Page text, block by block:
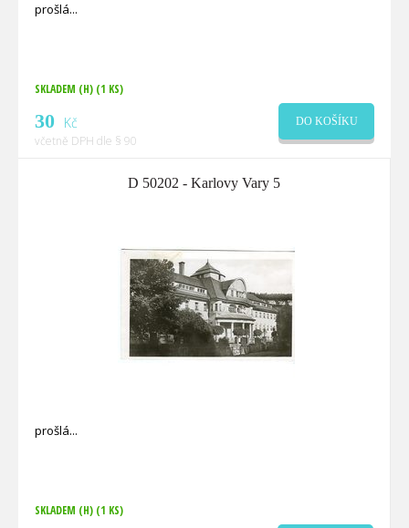
prošlá
SKLADEM (H) (1 KS)
30 Kč
včetně DPH dle § 90
DO KOŠÍKU
D 50202 - Karlovy Vary 5
prošlá
SKLADEM (H) (1 KS)